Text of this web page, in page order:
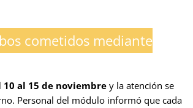
cometidos mediante
10 al 15 de noviembre y la atención se
Personal del módulo informó que cada